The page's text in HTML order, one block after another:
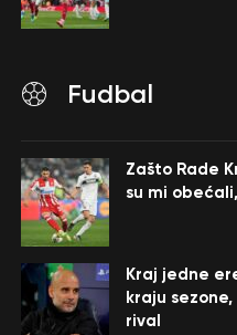
Fudbal
Zašto Rade
su mi
Kraj jedne
kraju
rival